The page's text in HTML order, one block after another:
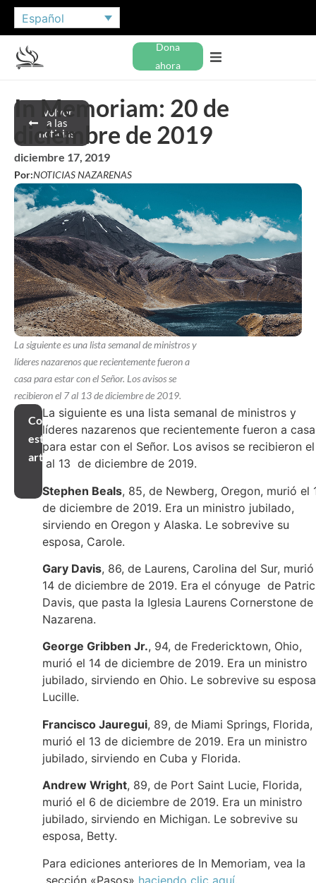
Español
Dona
ahora
Volver
a las
noticias
In Memoriam: 20 de
diciembre de 2019
diciembre 17, 2019
Por:NOTICIAS NAZARENAS
La siguiente es una lista semanal de ministros y
líderes nazarenos que recientemente fueron a
casa para estar con el Señor. Los avisos se
recibieron el 7 al 13 de diciembre de 2019.
Compartir
este
artículo
La siguiente es una lista semanal de ministros y
líderes nazarenos que recientemente fueron a casa
para estar con el Señor. Los avisos se recibieron
al 13 de diciembre de 2019.
Stephen Beals, 85, de Newberg, Oregon, murió el
de diciembre de 2019. Era un ministro jubilado,
sirviendo en Oregon y Alaska. Le sobrevive su
esposa, Carole.
Gary Davis, 86, de Laurens, Carolina del Sur,
14 de diciembre de 2019. Era el cónyuge de
Davis, que pasta la Iglesia Laurens Cornerstone de
Nazarena.
George Gribben Jr., 94, de Fredericktown, Ohio,
murió el 14 de diciembre de 2019. Era un ministro
jubilado, sirviendo en Ohio. Le sobrevive su
Lucille.
Francisco Jauregui, 89, de Miami Springs, Florida,
murió el 13 de diciembre de 2019. Era un ministro
jubilado, sirviendo en Cuba y Florida.
Andrew Wright, 89, de Port Saint Lucie, Florida,
murió el 6 de diciembre de 2019. Era un ministro
jubilado, sirviendo en Michigan. Le sobrevive su
esposa, Betty.
Para ediciones anteriores de In Memoriam, vea la
sección «Pasos» haciendo clic aquí.